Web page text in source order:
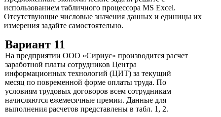
использованием табличного процессора MS Excel.
Отсутствующие числовые значения данных и единицы их
измерения задайте самостоятельно.
Вариант 11
На предприятии ООО «Сириус» производится расчет
заработной платы сотрудников Центра
информационных технологий (ЦИТ) за текущий
месяц по повременной форме оплаты труда. По
условиям трудовых договоров всем сотрудникам
начисляются ежемесячные премии. Данные для
выполнения расчетов представлены в табл. 1, 2.